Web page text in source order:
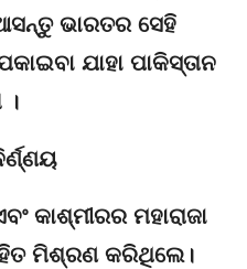
ଭାରତର ସେହି
ଯାହା ପାକିସ୍ତାନ
।
କାଶ୍ମୀରର ମହାରାଜା
ମିଶ୍ରଣ କରିଥିଲେ।